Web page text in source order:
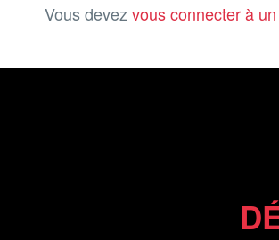
Vous devez vous connecter à